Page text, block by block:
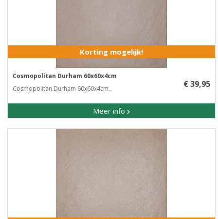
Korting mogelijk!
Cosmopolitan Durham 60x60x4cm
Cosmopolitan Durham 60x60x4cm..
Meer info
€ 39,95